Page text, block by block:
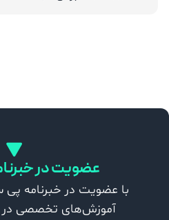
بررسی تأثیر سیاست‌های فدرال رزرو
مریم آریافر
عضویت در
با عضویت در خبرنامه پی
آموزش‌های تخصصی در